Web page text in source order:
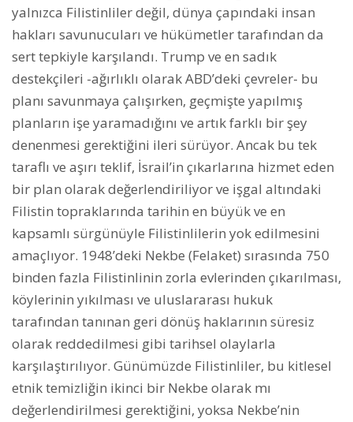
yalnızca Filistinliler değil, dünya çapındaki insan
hakları savunucuları ve hükümetler tarafından da
sert tepkiyle karşılandı. Trump ve en sadık
destekçileri -ağırlıklı olarak ABD’deki çevreler- bu
planı savunmaya çalışırken, geçmişte yapılmış
planların işe yaramadığını ve artık farklı bir şey
denenmesi gerektiğini ileri sürüyor. Ancak bu tek
taraflı ve aşırı teklif, İsrail’in çıkarlarına hizmet eden
bir plan olarak değerlendiriliyor ve işgal altındaki
Filistin topraklarında tarihin en büyük ve en
kapsamlı sürgünüyle Filistinlilerin yok edilmesini
amaçlıyor. 1948’deki Nekbe (Felaket) sırasında 750
binden fazla Filistinlinin zorla evlerinden çıkarılması,
köylerinin yıkılması ve uluslararası hukuk
tarafından tanınan geri dönüş haklarının süresiz
olarak reddedilmesi gibi tarihsel olaylarla
karşılaştırılıyor. Günümüzde Filistinliler, bu kitlesel
etnik temizliğin ikinci bir Nekbe olarak mı
değerlendirilmesi gerektiğini, yoksa Nekbe’nin